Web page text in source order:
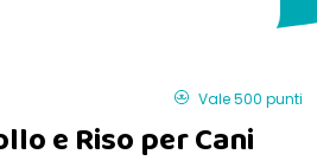
Vale 500 punti
e Riso per Cani